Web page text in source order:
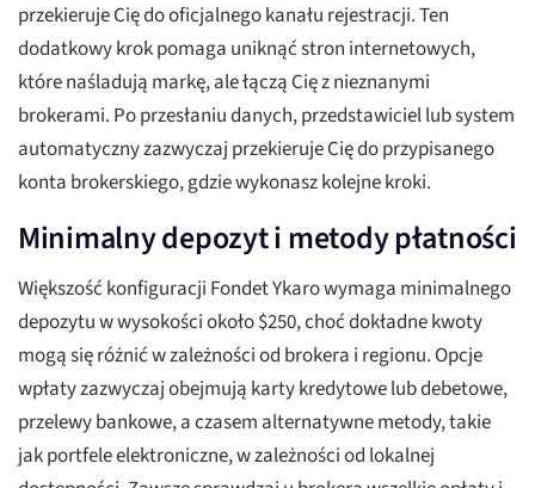
przekieruje Cię do oficjalnego kanału rejestracji. Ten
dodatkowy krok pomaga uniknąć stron internetowych,
które naśladują markę, ale łączą Cię z nieznanymi
brokerami. Po przesłaniu danych, przedstawiciel lub system
automatyczny zazwyczaj przekieruje Cię do przypisanego
konta brokerskiego, gdzie wykonasz kolejne kroki.
Minimalny depozyt i metody płatności
Większość konfiguracji Fondet Ykaro wymaga minimalnego
depozytu w wysokości około $250, choć dokładne kwoty
mogą się różnić w zależności od brokera i regionu. Opcje
wpłaty zazwyczaj obejmują karty kredytowe lub debetowe,
przelewy bankowe, a czasem alternatywne metody, takie
jak portfele elektroniczne, w zależności od lokalnej